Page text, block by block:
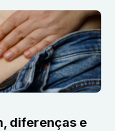
diferenças e